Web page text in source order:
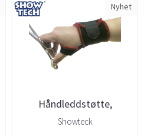
Nyhet
Håndleddstøtte,
ShowTeck
Showteck